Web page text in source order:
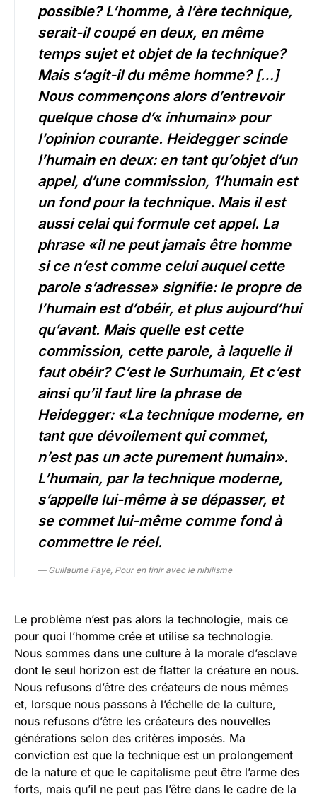
possible? L’homme, à l’ère technique,
serait-il coupé en deux, en même
temps sujet et objet de la technique?
Mais s’agit-il du même homme? […]
Nous commençons alors d’entrevoir
quelque chose d’« inhumain» pour
l’opinion courante. Heidegger scinde
l’humain en deux: en tant qu’objet d’un
appel, d’une commission, 1’humain est
un fond pour la technique. Mais il est
aussi celai qui formule cet appel. La
phrase «il ne peut jamais être homme
si ce n’est comme celui auquel cette
parole s’adresse» signifie: le propre de
l’humain est d’obéir, et plus aujourd’hui
qu’avant. Mais quelle est cette
commission, cette parole, à laquelle il
faut obéir? C’est le Surhumain, Et c’est
ainsi qu’il faut lire la phrase de
Heidegger: «La technique moderne, en
tant que dévoilement qui commet,
n’est pas un acte purement humain».
L’humain, par la technique moderne,
s’appelle lui-même à se dépasser, et
se commet lui-même comme fond à
commettre le réel.
— Guillaume Faye, Pour en finir avec le nihilisme
Le problème n’est pas alors la technologie, mais ce
pour quoi l’homme crée et utilise sa technologie.
Nous sommes dans une culture à la morale d’esclave
dont le seul horizon est de flatter la créature en nous.
Nous refusons d’être des créateurs de nous mêmes
et, lorsque nous passons à l’échelle de la culture,
nous refusons d’être les créateurs des nouvelles
générations selon des critères imposés. Ma
conviction est que la technique est un prolongement
de la nature et que le capitalisme peut être l’arme des
forts, mais qu’il ne peut pas l’être dans le cadre de la